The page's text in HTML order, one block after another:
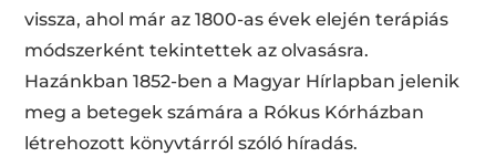
vissza, ahol már az 1800-as évek elején terápiás
módszerként tekintettek az olvasásra.
Hazánkban 1852-ben a Magyar Hírlapban jelenik
meg a betegek számára a Rókus Kórházban
létrehozott könyvtárról szóló híradás.